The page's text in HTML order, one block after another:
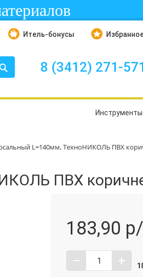
Итель-бонусы
8 (3412) 271-571
Инструменты
L=140мм, ТехноНИКОЛЬ ПВХ
ПВХ
183,90
– +